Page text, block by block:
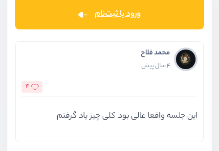
ورود یا ثبت‌نام
محمد فلاح
4 سال پیش
4
این جلسه واقعا عالی بود کلی چیز یاد گرفتم